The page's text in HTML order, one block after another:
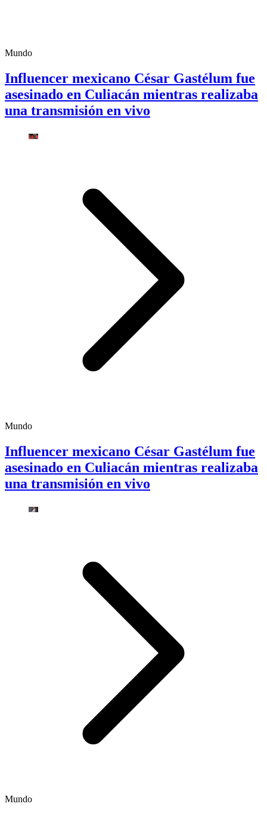
Mundo
Influencer mexicano César Gastélum fue
asesinado en Culiacán mientras realizaba
una transmisión en vivo
Mundo
Influencer mexicano César Gastélum fue
asesinado en Culiacán mientras realizaba
una transmisión en vivo
Mundo